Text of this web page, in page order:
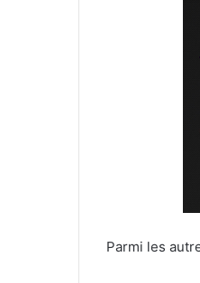
Parmi les